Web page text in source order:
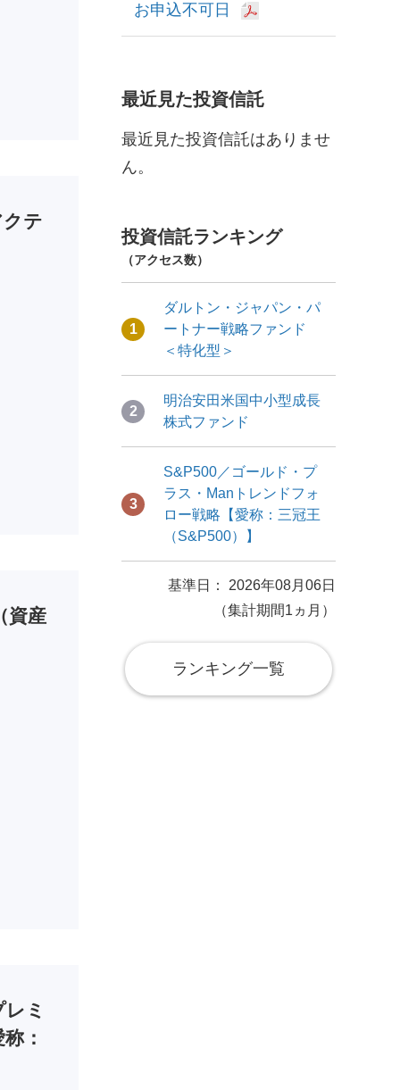
テ
資産
ミ
：
お申込不可日
最近見た投資信託
最近見た投資信託はありませ
ん。
投資信託ランキング
（アクセス数）
1
ダルトン・ジャパン・パ
ートナー戦略ファンド
＜特化型＞
2
明治安田米国中小型成長
株式ファンド
3
S&P500／ゴールド・プ
ラス・Manトレンドフォ
ロー戦略【愛称：三冠王
（S&P500）】
基準日： 2026年08月06日
（集計期間1ヵ月）
ランキング一覧